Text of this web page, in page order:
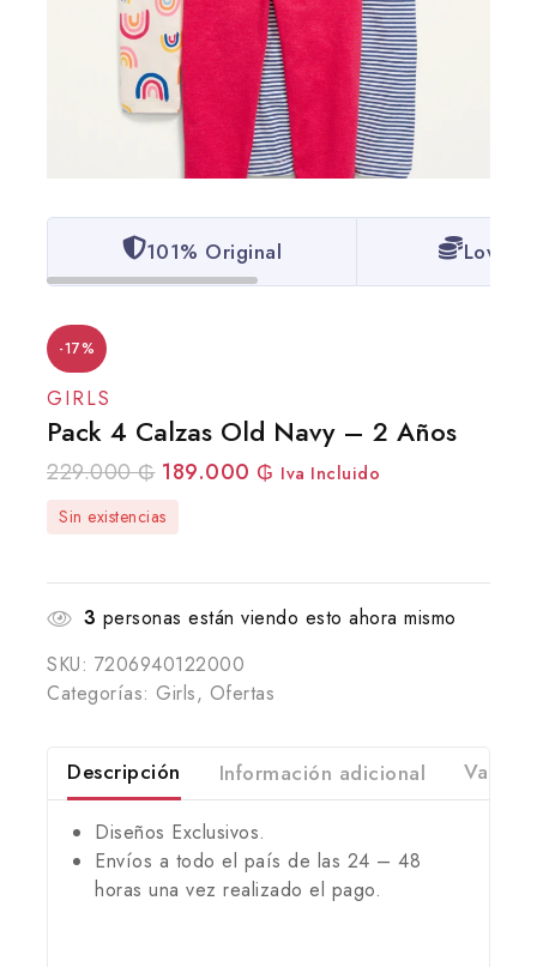
101% Original Lowest
-17%
GIRLS
Pack 4 Calzas Old Navy – 2 Años
229.000₲ 189.000 ₲ Iva Incluido
Sin existencias
3 personas están viendo esto ahora mismo
SKU: 7206940122000
Categorías: Girls, Ofertas
Descripción Información adicional
Diseños Exclusivos.
Envíos a todo el país de las 24 – 48
horas una vez realizado el pago.